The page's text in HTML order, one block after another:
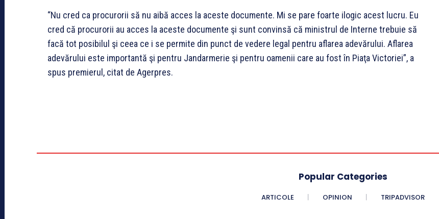
“Nu cred ca procurorii să nu aibă acces la aceste documente. Mi se pare foarte ilogic acest lucru. Eu
cred că procurorii au acces la aceste documente şi sunt convinsă că ministrul de Interne trebuie să
facă tot posibilul şi ceea ce i se permite din punct de vedere legal pentru aflarea adevărului. Aflarea
adevărului este importantă şi pentru Jandarmerie şi pentru oamenii care au fost în Piaţa Victoriei”, a
spus premierul, citat de Agerpres.
Popular Categories
ARTICOLE OPINION TRIPADVISOR